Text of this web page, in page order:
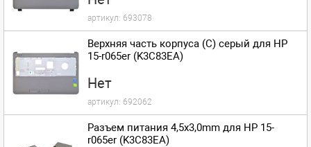
артикул: 693078
Верхняя часть корпуса (C) серый для HP
15-r065er (K3C83EA)
Нет
артикул: 692062
Разъем питания 4,5x3,0mm для HP 15-
r065er (K3C83EA)